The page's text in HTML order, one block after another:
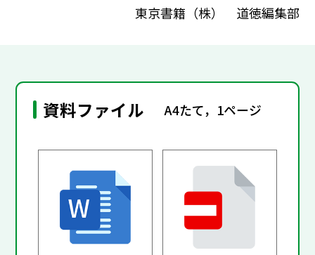
東京書籍（株） 道徳編集部
資料ファイル A4たて，1ページ